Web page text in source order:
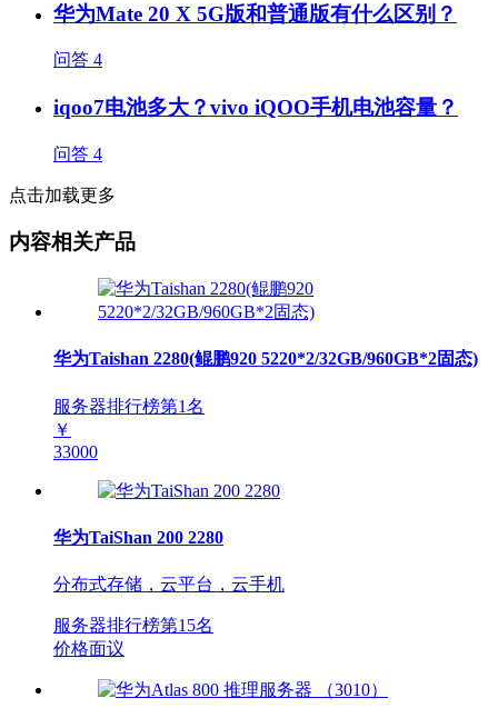
华为Mate 20 X 5G版和普通版有什么区别？
问答 4
iqoo7电池多大？vivo iQOO手机电池容量？
问答 4
点击加载更多
内容相关产品
华为Taishan 2280(鲲鹏920 5220*2/32GB/960GB*2固态)
服务器排行榜第1名
￥
33000
华为TaiShan 200 2280
分布式存储，云平台，云手机
服务器排行榜第15名
价格面议